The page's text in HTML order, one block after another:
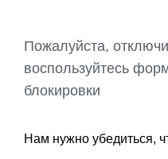
Пожалуйста,
воспользуйтесь
блокировки
Нам нужно убедиться,